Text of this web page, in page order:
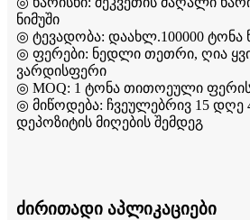
ნიმუში
◎ ტევადობა: დაახლ.100000 ტონა
◎ ფერები: ნედლი თეთრი, ღია
ვარდისფერი
◎ MOQ: 1 ტონა თითოეული
◎ მიწოდება: ჩვეულებრივ 15 დღე
დეპოზიტის მიღების შემდეგ
ძირითადი აპლიკაციები